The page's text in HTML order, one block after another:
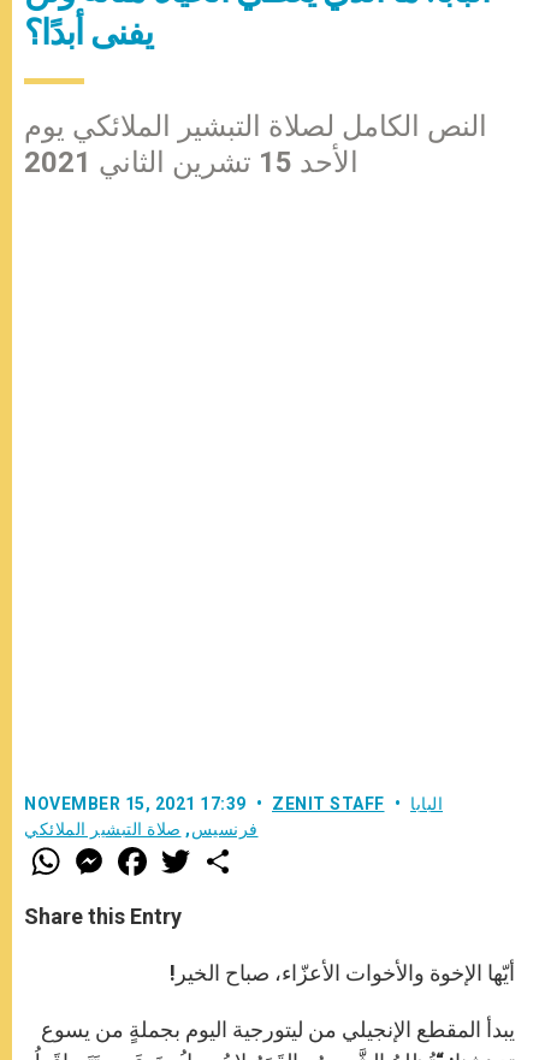
يفنى أبدًا؟
النص الكامل لصلاة التبشير الملائكي يوم
الأحد 15 تشرين الثاني 2021
NOVEMBER 15, 2021 17:39 ZENIT STAFF
البابا
فرنسيس, صلاة التبشير الملائكي
W
h
t
s
M
e
s
e
F
a
e
b
w
r
Share this Entry
أيّها الإخوة والأخوات الأعزّاء، صباح الخير!
يبدأ المقطع الإنجيلي من ليتورجية اليوم بجملةٍ من يسوع